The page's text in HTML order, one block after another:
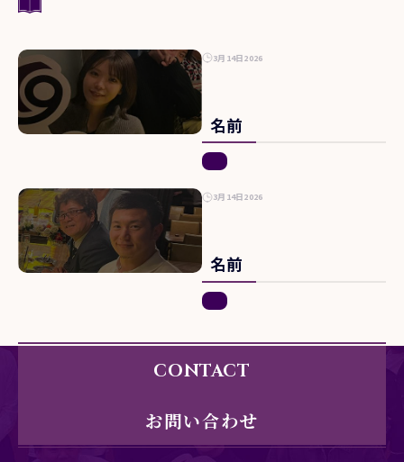
3月14日2026
名前
3月14日2026
名前
CONTACT
お問い合わせ